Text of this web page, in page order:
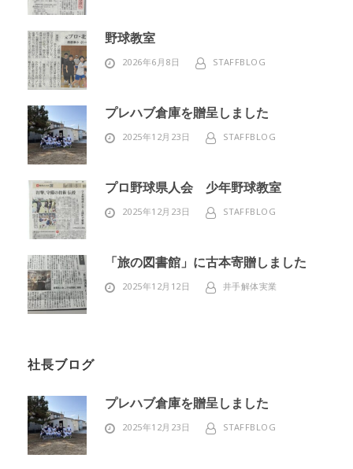
野球教室
2026年6月8日 STAFFBLOG
プレハブ倉庫を贈呈しました
2025年12月23日 STAFFBLOG
プロ野球県人会 少年野球教室
2025年12月23日 STAFFBLOG
「旅の図書館」に古本寄贈しました
2025年12月12日 井手解体実業
社長ブログ
プレハブ倉庫を贈呈しました
2025年12月23日 STAFFBLOG